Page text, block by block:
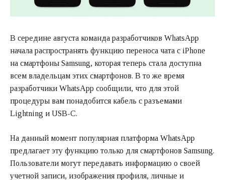
В середине августа команда разработчиков WhatsApp
начала распространять функцию переноса чата с iPhone
на смартфоны Samsung, которая теперь стала доступна
всем владельцам этих смартфонов. В то же время
разработчики WhatsApp сообщили, что для этой
процедуры вам понадобится кабель с разъемами
Lightning и USB-C.
На данный момент популярная платформа WhatsApp
предлагает эту функцию только для смартфонов Samsung.
Пользователи могут передавать информацию о своей
учетной записи, изображения профиля, личные и